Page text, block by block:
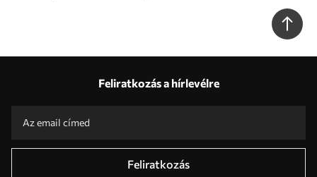
Feliratkozás a hírlevélre
Feliratkozás